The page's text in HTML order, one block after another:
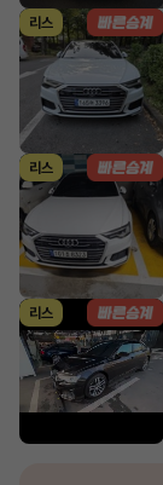
리스
리스
리스